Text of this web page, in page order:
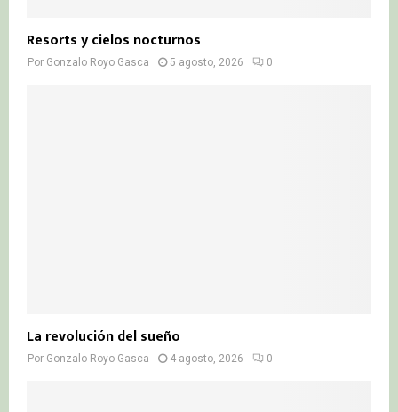
Resorts y cielos nocturnos
Por Gonzalo Royo Gasca 5 agosto, 2026 0
La revolución del sueño
Por Gonzalo Royo Gasca 4 agosto, 2026 0